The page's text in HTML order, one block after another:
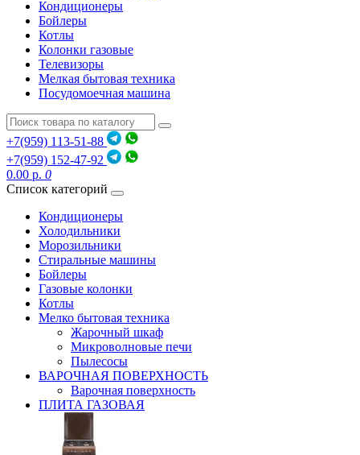
Кондиционеры
Бойлеры
Котлы
Колонки газовые
Телевизоры
Мелкая бытовая техника
Посудомоечная машина
+7(959) 113-51-88
+7(959) 152-47-92
0.00 р. 0
Список категорий
Кондиционеры
Холодильники
Морозильники
Стиральные машины
Бойлеры
Газовые колонки
Котлы
Мелко бытовая техника
Жарочный шкаф
Микроволновые печи
Пылесосы
ВАРОЧНАЯ ПОВЕРХНОСТЬ
Варочная поверхность
ПЛИТА ГАЗОВАЯ